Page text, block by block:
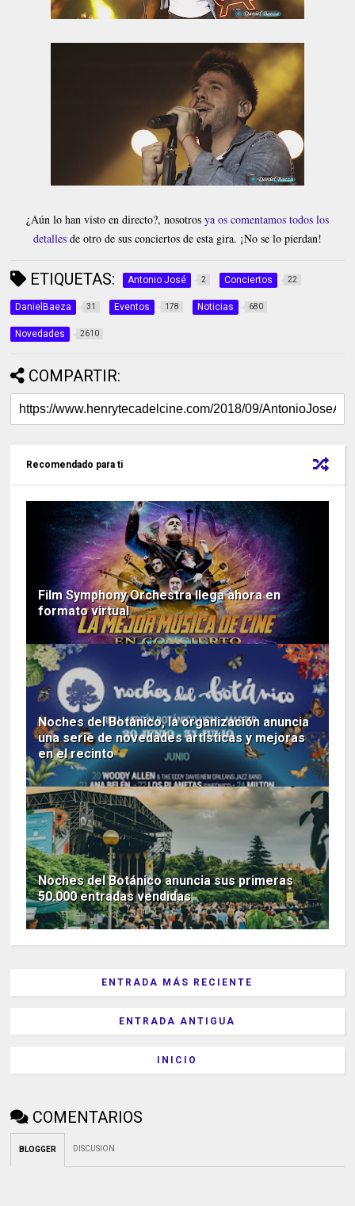
¿Aún lo han visto en directo?, nosotrosya os comentamos todos los
detalles de otro de sus conciertos de esta gira. ¡No se lo pierdan!
ETIQUETAS: Antonio José 2 Conciertos 22
DanielBaeza 31 Eventos 178 Noticias 680
Novedades 2610
COMPARTIR:
Recomendado para ti
Film Symphony Orchestra llega ahora en
formato virtual
Noches del Botánico, la organización anuncia
una serie de novedades artísticas y mejoras
en el recinto
Noches del Botánico anuncia sus primeras
50.000 entradas vendidas
ENTRADA MÁS RECIENTE
ENTRADA ANTIGUA
INICIO
COMENTARIOS
BLOGGER DISCUSION